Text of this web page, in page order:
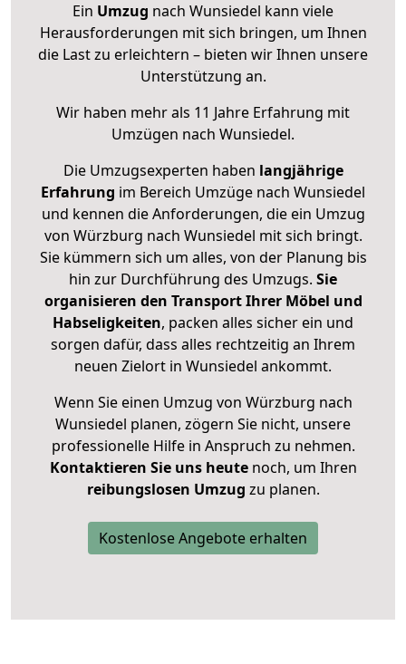
Ein Umzug nach Wunsiedel kann viele
Herausforderungen mit sich bringen, um Ihnen
die Last zu erleichtern – bieten wir Ihnen unsere
Unterstützung an.
Wir haben mehr als 11 Jahre Erfahrung mit
Umzügen nach Wunsiedel.
Die Umzugsexperten haben langjährige
Erfahrung im Bereich Umzüge nach Wunsiedel
und kennen die Anforderungen, die ein Umzug
von Würzburg nach Wunsiedel mit sich bringt.
Sie kümmern sich um alles, von der Planung bis
hin zur Durchführung des Umzugs. Sie
organisieren den Transport Ihrer Möbel und
Habseligkeiten, packen alles sicher ein und
sorgen dafür, dass alles rechtzeitig an Ihrem
neuen Zielort in Wunsiedel ankommt.
Wenn Sie einen Umzug von Würzburg nach
Wunsiedel planen, zögern Sie nicht, unsere
professionelle Hilfe in Anspruch zu nehmen.
Kontaktieren Sie uns heutenoch, um Ihren
reibungslosen Umzug zu planen.
Kostenlose Angebote erhalten